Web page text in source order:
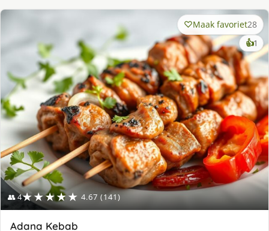
👥 4★★★★★ 4.67 (141)
Maak favoriet28
👍1
Adana Kebab